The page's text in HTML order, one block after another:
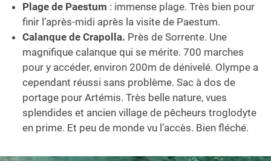
Plage de Paestum : immense plage. Très bien pour
finir l’après-midi après la visite de Paestum.
Calanque de Crapolla. Près de Sorrente. Une
magnifique calanque qui se mérite. 700 marches
pour y accéder, environ 200m de dénivelé. Olympe a
cependant réussi sans problème. Sac à dos de
portage pour Artémis. Très belle nature, vues
splendides et ancien village de pêcheurs troglodyte
en prime. Et peu de monde vu l’accès. Bien fléché.